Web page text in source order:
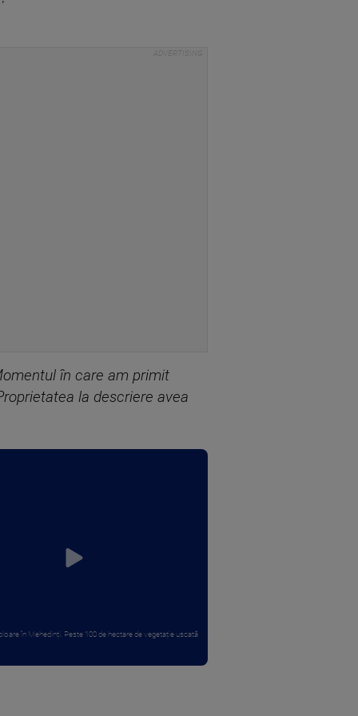
în care am primit
la descriere avea
în Mehedinți. Peste 100 de hectare de vegetație uscată